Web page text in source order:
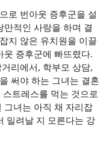
로 번아웃 증후군을 설
만적인 사랑을 하며 결
지 않은 유치원을 이끌
웃 증후군에 빠뜨렸다.
리에서, 학부모 상담,
써야 하는 그녀는 결혼
트레스를 먹는 것으로
그녀는 아직 채 자리잡
밀려날 지 모른다는 강